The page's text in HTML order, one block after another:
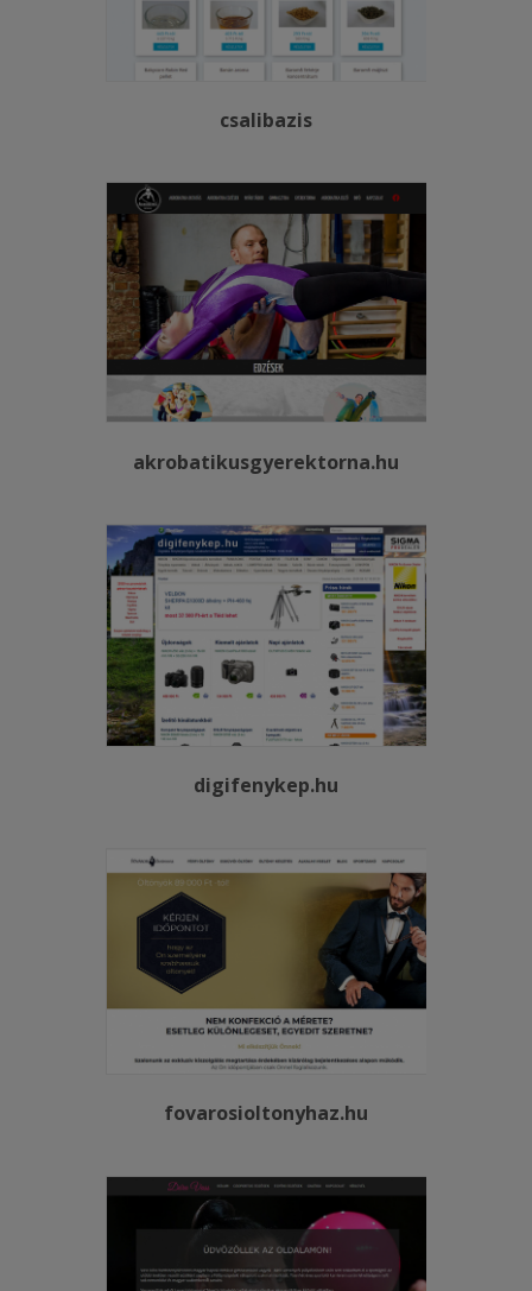
csalibazis
akrobatikusgyerektorna.hu
digifenykep.hu
fovarosioltonyhaz.hu